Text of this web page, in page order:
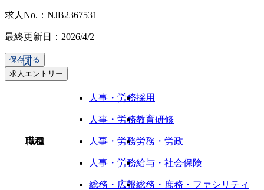
求人No.：NJB2367531
最終更新日：2026/4/2
保存する
求人エントリー
職種
人事・労務採用
人事・労務教育研修
人事・労務労務・労政
人事・労務給与・社会保険
総務・広報総務・庶務・ファシリティ